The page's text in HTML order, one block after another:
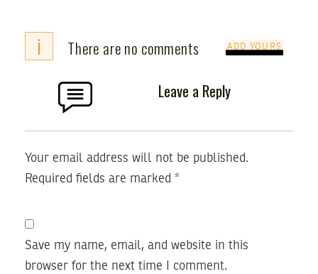
i There are no comments ADD YOURS
Leave a Reply
Your email address will not be published.
Required fields are marked *
Save my name, email, and website in this
browser for the next time I comment.